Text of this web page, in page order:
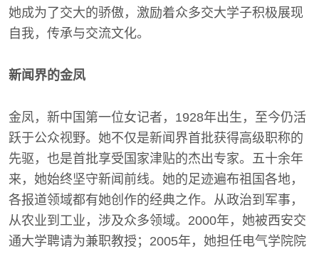
她成为了交大的骄傲，激励着众多交大学子积极展现
自我，传承与交流文化。
新闻界的金凤
金凤，新中国第一位女记者，1928年出生，至今仍活
跃于公众视野。她不仅是新闻界首批获得高级职称的
先驱，也是首批享受国家津贴的杰出专家。五十余年
来，她始终坚守新闻前线。她的足迹遍布祖国各地，
各报道领域都有她创作的经典之作。从政治到军事，
从农业到工业，涉及众多领域。2000年，她被西安交
通大学聘请为兼职教授；2005年，她担任电气学院院